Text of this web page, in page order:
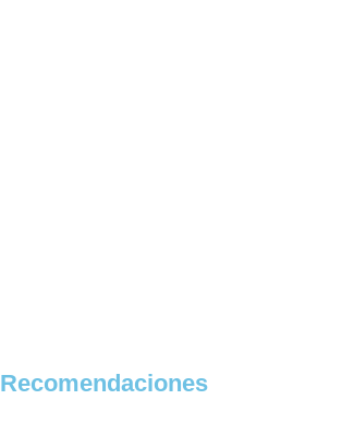
CONOCE LAS
Recomendaciones